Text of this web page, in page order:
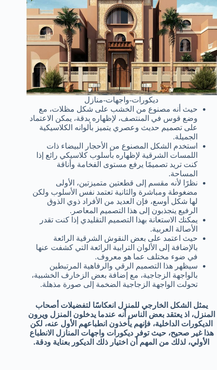
ديكورات-واجهات-منازل
حيث أنه مصنوع من الخشب على شكل مظلات، مع
وضع قوس في المنتصف، لإظهاره بدقة، يمكن الاعتماد
على تصميم حديث وعصري يتميز بألوانه الكلاسيكية
الجميلة.
استخدم الشكل المصنوع من الأحجار البيضاء ذات
اللمسات الشرقية لإظهاره بأسلوب كلاسيكي رائع إذا
كنت تريد تصميمًا يرفع مستوى الفخامة وأناقة
المساحة.
نظرًا لأنه مقسم إلى قطعتين متميزتين، الأولى
مضغوطة ومباشرة والثانية تعتمد نفس الأسلوب ولكن
لها شكل أوسع، فإن العديد من الأفراد ذوي الذوق
الرفيع ينجذبون إلى هذا التصميم المعاصر.
يمكنك الاستعانة بهذا التصميم التقليدي إذا كنت تقدر
الأصالة العربية.
حيث اعتمد على بعض النقوش الشرقية الرائعة
بالإضافة إلى الألوان الترابية الرائعة التي كشفت عنها
في ضوء مختلف عما هو معروف.
سيظهر هذا التصميم الرقي والرفاهية المرتبطين
بالواجهة الزجاجية، مع إضافة بعض الزخارف الخشبية،
تحولت الواجهة الزجاجية الضخمة إلى صورة مذهلة.
يمثل الشكل الخارجي للمنزل انعكاسًا لتفضيلات أصحاب
المنزل، اذ يعتقد بعض الناس أنه عندما يدخلون المنزل ويرون
الديكورات الداخلية، فإنهم يأخذون انطباعهم الأول عنه، لكن
هذا غير صحيح، حيث توفر ديكورات واجهات المنازل الانطباع
الأولي، لذلك من المهم أن اختيار ذلك الديكور بعناية ودقة.